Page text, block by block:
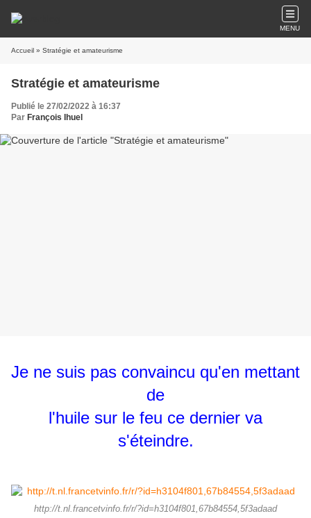
MENU
Accueil » Stratégie et amateurisme
Stratégie et amateurisme
Publié le 27/02/2022 à 16:37
Par François Ihuel
Je ne suis pas convaincu qu'en mettant
de
l'huile sur le feu ce dernier va
s'éteindre.
http://t.nl.francetvinfo.fr/r/?id=h3104f801,67b84554,5f3adaad